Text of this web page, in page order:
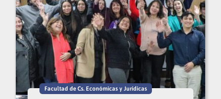
Facultad de Cs. Económicas y Jurídicas